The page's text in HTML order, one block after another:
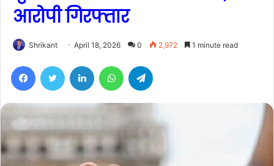
आरोपी गिरफ्तार
Shrikant April 18, 2026 0 2,972 1 minute read